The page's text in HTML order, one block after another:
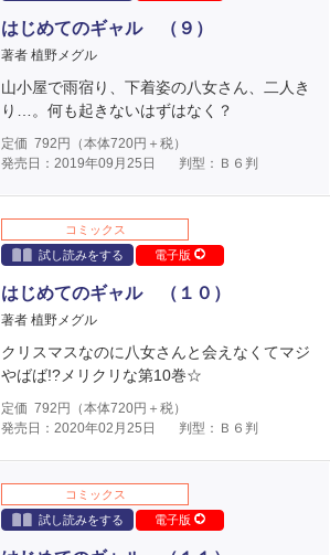
はじめてのギャル （９）
著者 植野メグル
山小屋で雨宿り、下着姿の八女さん、二人き
り…。何も起きないはずはなく？
定価 792 円（本体720円＋税）
発売日：2019年09月25日
判型：Ｂ６判
コミックス
試し読みをする
電子版
はじめてのギャル （１０）
著者 植野メグル
クリスマスなのに八女さんと会えなくてマジ
やばば!?メリクリな第10巻☆
定価 792 円（本体720円＋税）
発売日：2020年02月25日
判型：Ｂ６判
コミックス
試し読みをする
電子版